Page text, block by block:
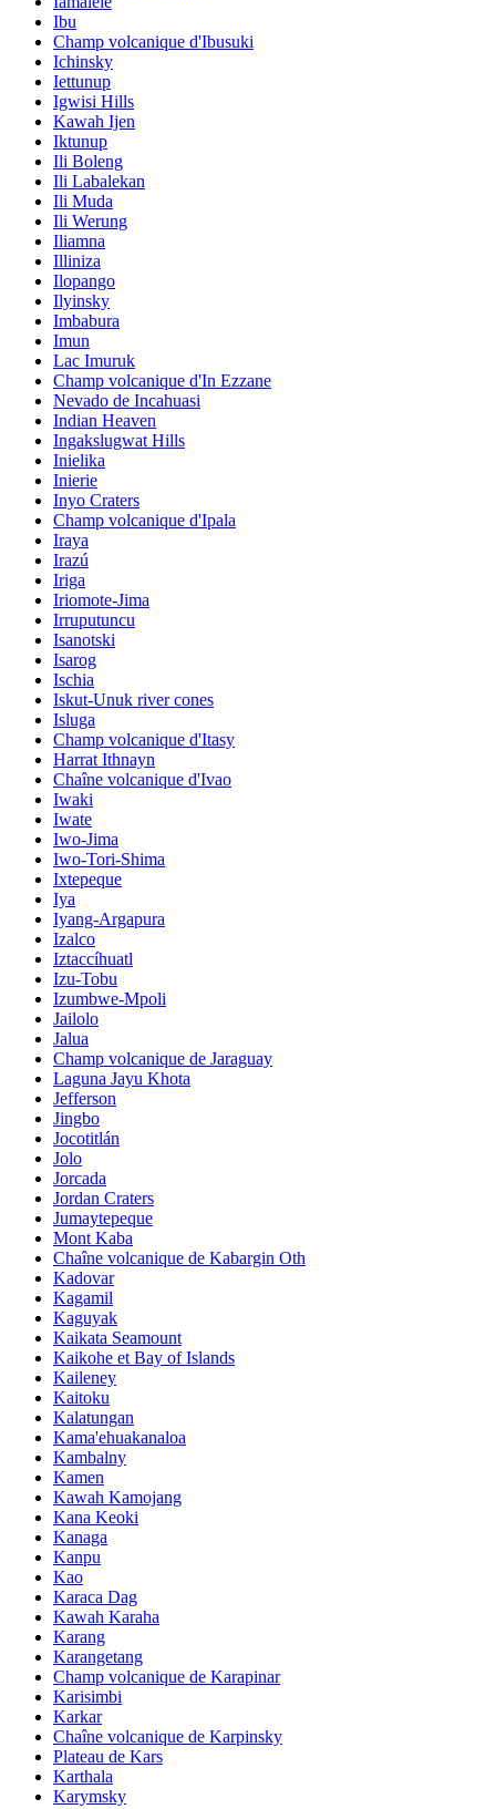
Ibu
Champ volcanique d'Ibusuki
Ichinsky
Iettunup
Igwisi Hills
Kawah Ijen
Iktunup
Ili Boleng
Ili Labalekan
Ili Muda
Ili Werung
Iliamna
Illiniza
Ilopango
Ilyinsky
Imbabura
Imun
Lac Imuruk
Champ volcanique d'In Ezzane
Nevado de Incahuasi
Indian Heaven
Ingakslugwat Hills
Inielika
Inierie
Inyo Craters
Champ volcanique d'Ipala
Iraya
Irazú
Iriga
Iriomote-Jima
Irruputuncu
Isanotski
Isarog
Ischia
Iskut-Unuk river cones
Isluga
Champ volcanique d'Itasy
Harrat Ithnayn
Chaîne volcanique d'Ivao
Iwaki
Iwate
Iwo-Jima
Iwo-Tori-Shima
Ixtepeque
Iya
Iyang-Argapura
Izalco
Iztaccíhuatl
Izu-Tobu
Izumbwe-Mpoli
Jailolo
Jalua
Champ volcanique de Jaraguay
Laguna Jayu Khota
Jefferson
Jingbo
Jocotitlán
Jolo
Jorcada
Jordan Craters
Jumaytepeque
Mont Kaba
Chaîne volcanique de Kabargin Oth
Kadovar
Kagamil
Kaguyak
Kaikata Seamount
Kaikohe et Bay of Islands
Kaileney
Kaitoku
Kalatungan
Kama'ehuakanaloa
Kambalny
Kamen
Kawah Kamojang
Kana Keoki
Kanaga
Kanpu
Kao
Karaca Dag
Kawah Karaha
Karang
Karangetang
Champ volcanique de Karapinar
Karisimbi
Karkar
Chaîne volcanique de Karpinsky
Plateau de Kars
Karthala
Karymsky